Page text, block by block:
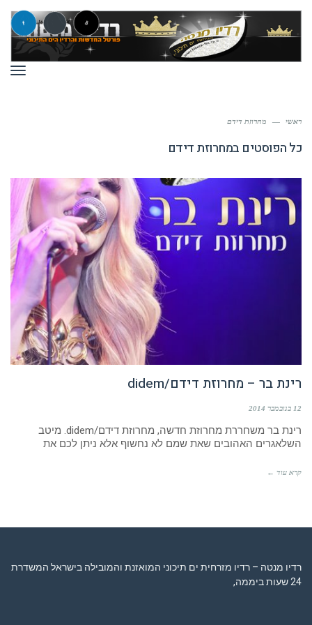
ראשי — מחרוזת דידם
כל הפוסטים במחרוזת דידם
רינת בר – מחרוזת דידם/didem
12 בנובמבר 2014
רינת בר משחררת מחרוזת חדשה, מחרוזת דידם/didem. מיטב
השלאגרים האהובים שאת שמם לא נחשוף אלא ניתן לכם את
קרא עוד ←
רדיו מנטה – רדיו מזרחית ים תיכוני המואזנת והמובילה בישראל המשדרת
24 שעות ביממה,